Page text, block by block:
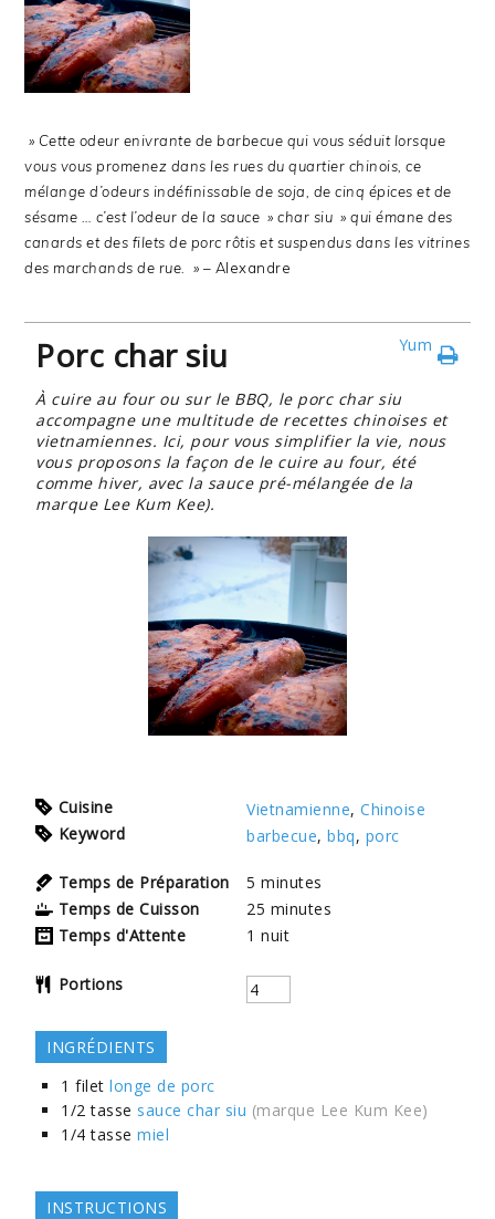
» Cette odeur enivrante de barbecue qui vous séduit lorsque
vous vous promenez dans les rues du quartier chinois, ce
mélange d’odeurs indéfinissable de soja, de cinq épices et de
sésame … c’est l’odeur de la sauce » char siu » qui émane des
canards et des filets de porc rôtis et suspendus dans les vitrines
des marchands de rue. » – Alexandre
Porc char siu Yum
À cuire au four ou sur le BBQ, le porc char siu
accompagne une multitude de recettes chinoises et
vietnamiennes. Ici, pour vous simplifier la vie, nous
vous proposons la façon de le cuire au four, été
comme hiver, avec la sauce pré-mélangée de la
marque Lee Kum Kee).
Cuisine Vietnamienne,Chinoise
Keyword
barbecue,bbq, porc
Temps de Préparation 5 minutes
Temps de Cuisson
25 minutes
Temps d'Attente
1 nuit
Portions
INGRÉDIENTS
1 filet longe de porc
1/2 tasse sauce char siu (marque Lee Kum Kee)
1/4 tasse miel
INSTRUCTIONS